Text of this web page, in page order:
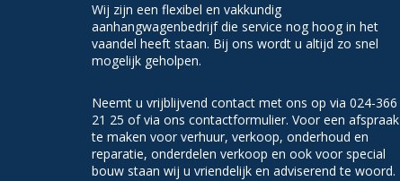
Wij zijn een flexibel en vakkundig
aanhangwagenbedrijf die service nog hoog in het
vaandel heeft staan. Bij ons wordt u altijd zo snel
mogelijk geholpen.
Neemt u vrijblijvend contact met ons op via 024-366
21 25 of via ons contactformulier. Voor een afspraak
te maken voor verhuur, verkoop, onderhoud en
reparatie, onderdelen verkoop en ook voor special
bouw staan wij u vriendelijk en adviserend te woord.